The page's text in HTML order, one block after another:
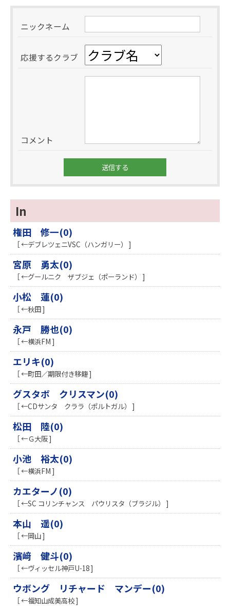
ニックネーム
応援するクラブ
コメント
In
権田 修一(0)
［ ←デブレツェニVSC（ハンガリー） ]
宮原 勇太(0)
［ ←グールニク ザブジェ（ポーランド） ]
小松 蓮(0)
［ ←秋田 ]
永戸 勝也(0)
［ ←横浜FM ]
エリキ(0)
［ ←町田／期限付き移籍 ]
グスタボ クリスマン(0)
［ ←CDサンタ クララ（ポルトガル） ]
松田 陸(0)
［ ←Ｇ大阪 ]
小池 裕太(0)
［ ←横浜FM ]
カエターノ(0)
［ ←SC コリンチャンス パウリスタ（ブラジル） ]
本山 遥(0)
［ ←岡山 ]
濱﨑 健斗(0)
［ ←ヴィッセル神戸U-18 ]
ウボング リチャード マンデー(0)
［ ←福知山成美高校 ]